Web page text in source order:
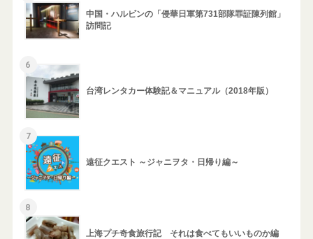
中国・ハルビンの「侵華日軍第731部隊罪証陳列館」
訪問記
6
台湾レンタカー体験記＆マニュアル（2018年版）
7
遠征クエスト ～ジャニヲタ・日帰り編～
8
上海プチ奇食旅行記 それは食べてもいいものか編